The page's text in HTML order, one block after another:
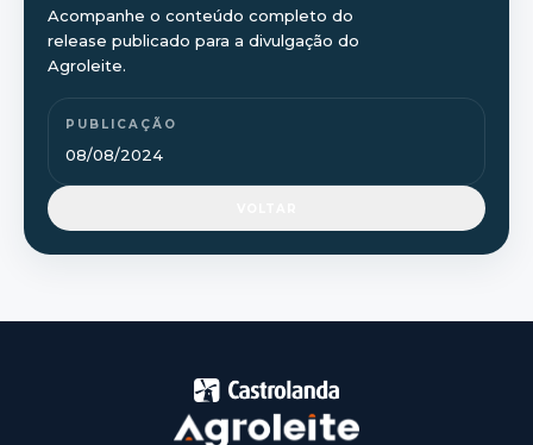
Acompanhe o conteúdo completo do
release publicado para a divulgação do
Agroleite.
PUBLICAÇÃO
08/08/2024